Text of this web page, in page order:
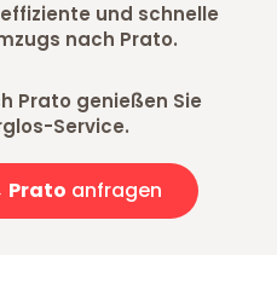
und schnelle
nach Prato.
Prato genießen Sie
Service.
Prato anfragen